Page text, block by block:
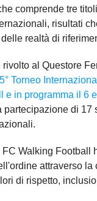
comprende tre
risultati
realtà di
al Questore
5° Torneo
e in programma il 6
di 17
Walking Football
attraverso la
di rispetto,